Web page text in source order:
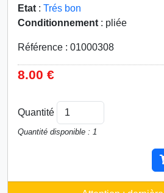
Etat : Trés bon
Conditionnement : pliée
Référence : 01000308
8.00 €
Quantité
Quantité disponible : 1